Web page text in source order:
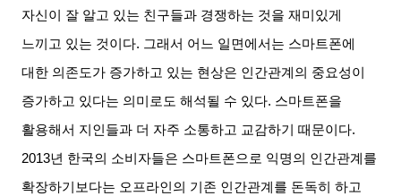
자신이 잘 알고 있는 친구들과 경쟁하는 것을 재미있게
느끼고 있는 것이다. 그래서 어느 일면에서는 스마트폰에
대한 의존도가 증가하고 있는 현상은 인간관계의 중요성이
증가하고 있다는 의미로도 해석될 수 있다. 스마트폰을
활용해서 지인들과 더 자주 소통하고 교감하기 때문이다.
2013년 한국의 소비자들은 스마트폰으로 익명의 인간관계를
확장하기보다는 오프라인의 기존 인간관계를 돈독히 하고